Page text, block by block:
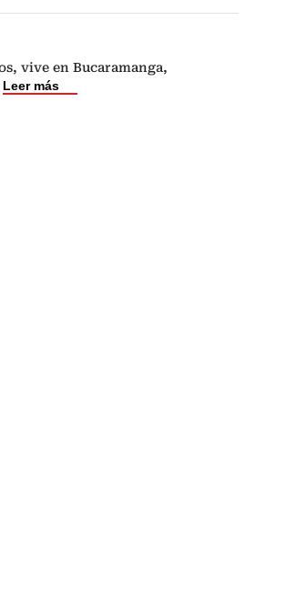
vive en Bucaramanga,
Leer más